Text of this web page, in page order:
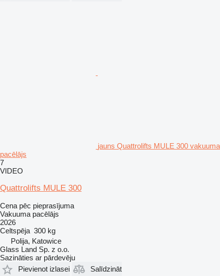
jauns Quattrolifts MULE 300 vakuuma
pacēlājs
7
VIDEO
Quattrolifts MULE 300
Cena pēc pieprasījuma
Vakuuma pacēlājs
2026
Celtspēja 300 kg
Polija, Katowice
Glass Land Sp. z o.o.
Sazināties ar pārdevēju
Pievienot izlasei
Salīdzināt